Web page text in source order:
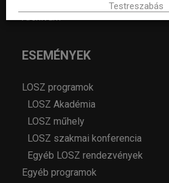
Archívum
ESEMÉNYEK
LOSZ programok
LOSZ Akadémia
LOSZ műhely
LOSZ szakmai konferencia
Egyéb LOSZ rendezvények
Egyéb programok
Testreszabás